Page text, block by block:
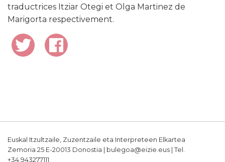
traductrices Itziar Otegi et Olga Martinez de
Marigorta respectivement.
Euskal Itzultzaile, Zuzentzaile eta Interpreteen Elkartea
Zemoria 25 E-20013 Donostia | bulegoa@eizie.eus | Tel.
+34.943277111